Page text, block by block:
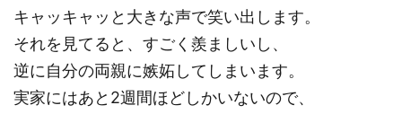
キャッキャッと大きな声で笑い出します。
それを見てると、すごく羨ましいし、
逆に自分の両親に嫉妬してしまいます。
実家にはあと2週間ほどしかいないので、